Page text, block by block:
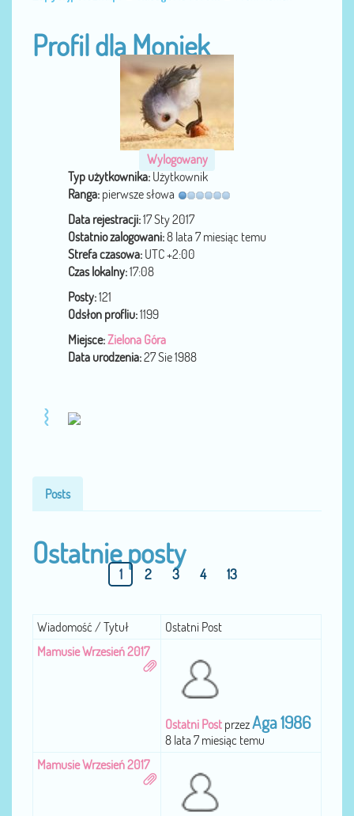
Profil dla Moniek
Wylogowany
Typ użytkownika: Użytkownik
Ranga: pierwsze słowa
Data rejestracji:17 Sty 2017
Ostatnio zalogowani:8 lata 7 miesiąc temu
Strefa czasowa: UTC +2:00
Czas lokalny:17:08
Posty:121
Odsłon profliu:1199
Miejsce:Zielona Góra
Data urodzenia:27 Sie 1988
Posts
Ostatnie posty
1 2 3 4 13
Wiadomość / Tytuł
Ostatni Post
Mamusie Wrzesień 2017
Ostatni Post przezAga 1986
8 lata 7 miesiąc temu
Mamusie Wrzesień 2017